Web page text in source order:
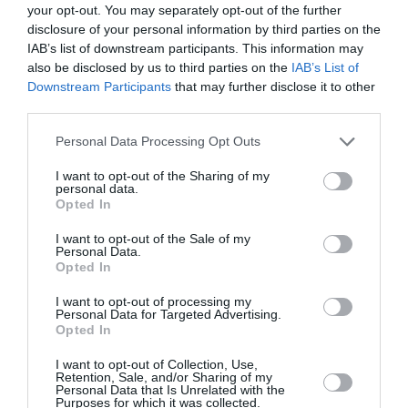
your opt-out. You may separately opt-out of the further
disclosure of your personal information by third parties on the
IAB’s list of downstream participants. This information may
also be disclosed by us to third parties on the IAB’s List of
Downstream Participants that may further disclose it to other
Personal Data Processing Opt Outs
I want to opt-out of the Sharing of my
personal data.
Opted In
I want to opt-out of the Sale of my
Personal Data.
Opted In
I want to opt-out of processing my
Personal Data for Targeted Advertising.
Opted In
I want to opt-out of Collection, Use,
Retention, Sale, and/or Sharing of my
Personal Data that Is Unrelated with the
Purposes for which it was collected.
See
more
Articolul anterior
Afacerile românilor întorşi din străinătate
convins să vină în România
AȚI PUTEA DORI DE
ASEMENEA